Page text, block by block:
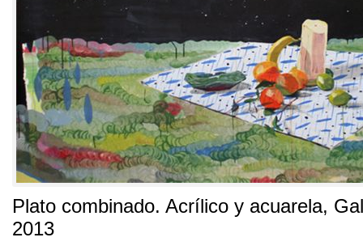
Plato combinado. Acrílico y acuarela,
2013